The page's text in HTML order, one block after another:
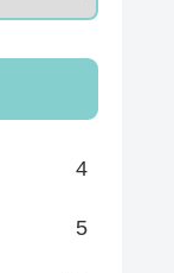
4
5